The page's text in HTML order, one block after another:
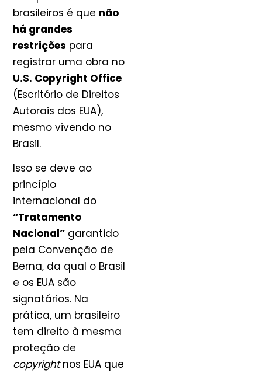
brasileiros é que não
há grandes
restrições para
registrar uma obra no
U.S. Copyright Office
(Escritório de Direitos
Autorais dos EUA),
mesmo vivendo no
Brasil.
Isso se deve ao
princípio
internacional do
“Tratamento
Nacional” garantido
pela Convenção de
Berna, da qual o Brasil
e os EUA são
signatários. Na
prática, um brasileiro
tem direito à mesma
proteção de
copyrightnos EUA que